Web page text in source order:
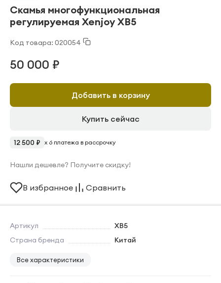
Cкамья многофункциональная
регулируемая Xenjoy XB5
Код товара: 020054
Артикул
XB5
Страна бренда
Китай
Все характеристики
50 000 ₽
Добавить в корзину
Купить сейчас
12 500 ₽ x 6 платежа в рассрочку
Нашли дешевле? Получите скидку!
В избранное Сравнить